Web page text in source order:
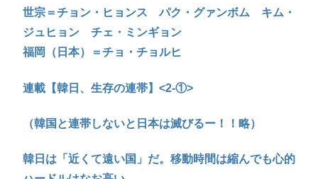
世宗＝チョン・ヒョンス パク・グァンボム キム・
ジュヒョン チェ・ミンギョン
福岡（日本）＝チョ・チョルヒ
連載【韓日、生存の連帯】<2-①>
（韓国と連帯しないと日本は滅びるー！！略）
韓日は「近くて遠い国」だ。移動時間は縮んでも心的